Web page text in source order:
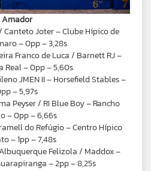
Amador
Canteto Joter – Clube Hípico de
– 0pp – 3,28s
Franco de Luca / Barnett RJ –
Real – 0pp – 5,60s
JMEN II – Horsefield Stables –
– 5,97s
Peyser / RI Blue Boy – Rancho
– 0pp – 6,66s
do Refúgio – Centro Hípico
– 1pp – 7,48s
Felizola / Maddox –
– 2pp – 8,25s